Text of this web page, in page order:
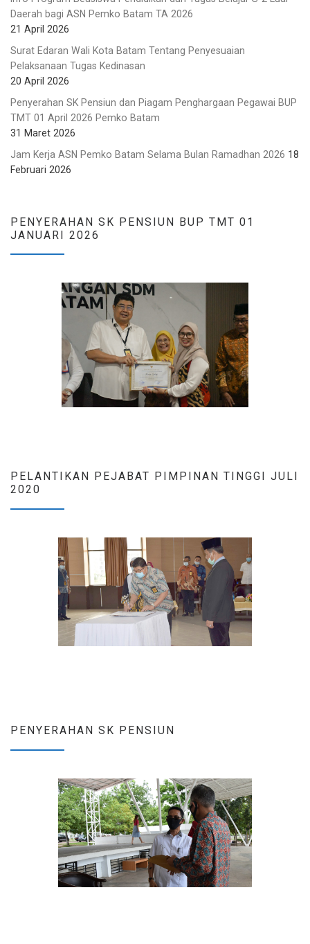
Daerah bagi ASN Pemko Batam TA 2026
21 April 2026
Surat Edaran Wali Kota Batam Tentang Penyesuaian
Pelaksanaan Tugas Kedinasan
20 April 2026
Penyerahan SK Pensiun dan Piagam Penghargaan Pegawai BUP
TMT 01 April 2026 Pemko Batam
31 Maret 2026
Jam Kerja ASN Pemko Batam Selama Bulan Ramadhan 2026 18
Februari 2026
PENYERAHAN SK PENSIUN BUP TMT 01
JANUARI 2026
PELANTIKAN PEJABAT PIMPINAN TINGGI JULI
2020
PENYERAHAN SK PENSIUN